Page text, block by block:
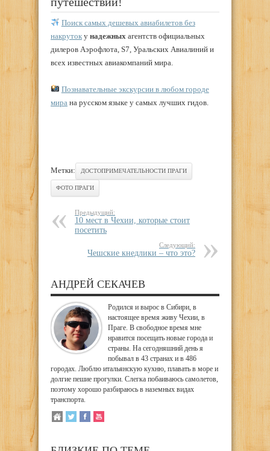
Поиск самых дешевых авиабилетов без
накруток у надежных агентств официальных
дилеров Аэрофлота, S7, Уральских Авиалиний и
всех известных авиакомпаний мира.
Познавательные экскурсии в любом городе
мира на русском языке у самых лучших гидов.
Метки: ДОСТОПРИМЕЧАТЕЛЬНОСТИ ПРАГИ
ФОТО ПРАГИ
Предыдущий:
10 мест в Чехии, которые стоит
посетить
Следующий:
Чешские кнедлики – что это?
АНДРЕЙ СЕКАЧЕВ
Родился и вырос в Сибири, в
настоящее время живу Чехии, в
Праге. В свободное время мне
нравится посещать новые города и
страны. На сегодняшний день я
побывал в 43 странах и в 486
городах. Люблю итальянскую кухню, плавать в море и
долгие пешие прогулки. Слегка побаиваюсь самолетов,
поэтому хорошо разбираюсь в наземных видах
транспорта.